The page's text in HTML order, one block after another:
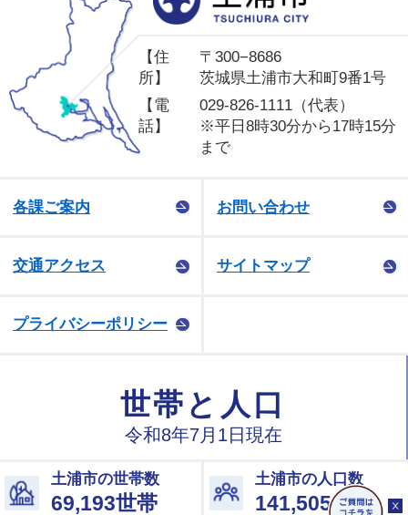
【住
所】
〒300−8686
茨城県土浦市大和町9番1号
【電
話】
029-826-1111（代表）
※平日8時30分から17時15分
まで
各課ご案内 お問い合わせ
交通アクセス サイトマップ
プライバシーポリシー